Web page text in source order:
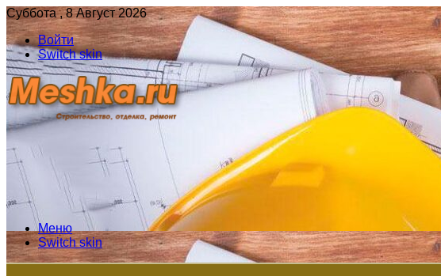
Суббота , 8 Август 2026
Войти
Switch skin
Меню
Switch skin